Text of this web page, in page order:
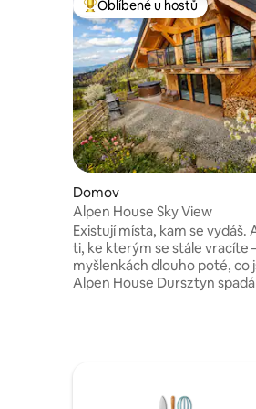
Nejlepší v kategorii Oblíbené
Oblíbené u hostů
Domov
Alpen House Sky View
Existují místa, kam se vydáš.
ti, ke kterým se stále vracíte
myšlenkách dlouho poté, co
Alpen House Dursztyn
kategorie. Nachází se mimo
prosvětlením, které proudí